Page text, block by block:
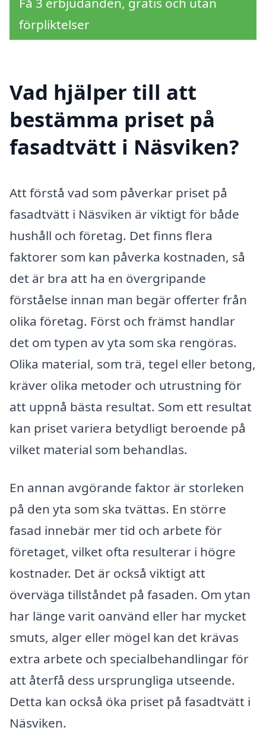
förpliktelser
Vad hjälper till att
bestämma priset på
fasadtvätt i Näsviken?
Att förstå vad som påverkar priset på
fasadtvätt i Näsviken är viktigt för både
hushåll och företag. Det finns flera
faktorer som kan påverka kostnaden, så
det är bra att ha en övergripande
förståelse innan man begär offerter från
olika företag. Först och främst handlar
det om typen av yta som ska rengöras.
Olika material, som trä, tegel eller betong,
kräver olika metoder och utrustning för
att uppnå bästa resultat. Som ett resultat
kan priset variera betydligt beroende på
vilket material som behandlas.
En annan avgörande faktor är storleken
på den yta som ska tvättas. En större
fasad innebär mer tid och arbete för
företaget, vilket ofta resulterar i högre
kostnader. Det är också viktigt att
överväga tillståndet på fasaden. Om ytan
har länge varit oanvänd eller har mycket
smuts, alger eller mögel kan det krävas
extra arbete och specialbehandlingar för
att återfå dess ursprungliga utseende.
Detta kan också öka priset på fasadtvätt i
Näsviken.